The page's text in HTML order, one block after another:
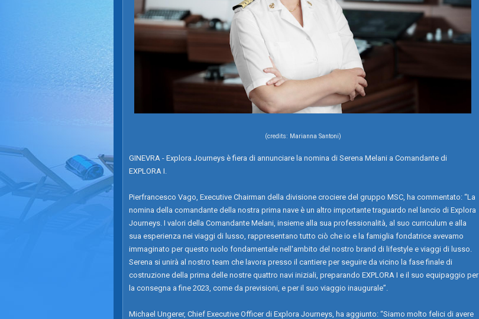
(credits: Marianna Santoni)
GINEVRA - Explora Journeys è fiera di annunciare la nomina di Serena Melani a Comandante di
EXPLORA I.
Pierfrancesco Vago, Executive Chairman della divisione crociere del gruppo MSC, ha commentato: “La
nomina della comandante della nostra prima nave è un altro importante traguardo nel lancio di Explora
Journeys. I valori della Comandante Melani, insieme alla sua professionalità, al suo curriculum e alla
sua esperienza nei viaggi di lusso, rappresentano tutto ciò che io e la famiglia fondatrice avevamo
immaginato per questo ruolo fondamentale nell'ambito del nostro brand di lifestyle e viaggi di lusso.
Serena si unirà al nostro team che lavora presso il cantiere per seguire da vicino la fase finale di
costruzione della prima delle nostre quattro navi iniziali, preparando EXPLORA I e il suo equipaggio per
la consegna a fine 2023, come da previsioni, e per il suo viaggio inaugurale”.
Michael Ungerer, Chief Executive Officer di Explora Journeys, ha aggiunto: “Siamo molto felici di avere